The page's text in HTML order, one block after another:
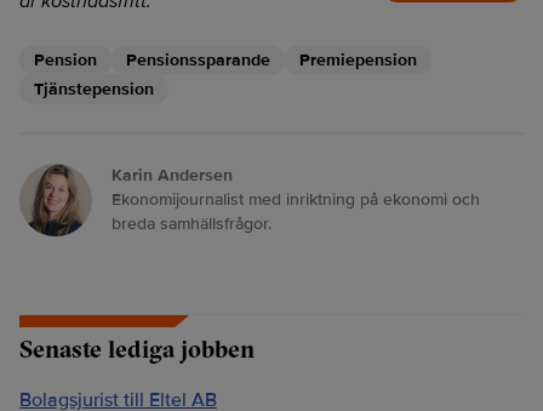
Pension Pensionssparande
Premiepension
Tjänstepension
Karin Andersen
Ekonomijournalist med inriktning på ekonomi och
breda samhällsfrågor.
Senaste lediga jobben
Bolagsjurist till Eltel AB